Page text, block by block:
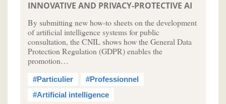
INNOVATIVE AND PRIVACY-PROTECTIVE AI
By submitting new how-to sheets on the development
of artificial intelligence systems for public
consultation, the CNIL shows how the General Data
Protection Regulation (GDPR) enables the
promotion…
#Particulier
#Professionnel
#Artificial intelligence